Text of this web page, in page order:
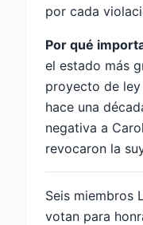
por cada
Por qué
el estado más
proyecto de
hace una
negativa a
revocaron la
Seis miembros
votan para